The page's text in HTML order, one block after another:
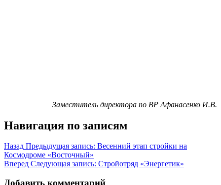
Заместитель директора по ВР Афанасенко И.В.
Навигация по записям
Назад Предыдущая запись: Весенний этап стройки на
Космодроме «Восточный»
Вперед Следующая запись: Стройотряд «Энергетик»
Добавить комментарий